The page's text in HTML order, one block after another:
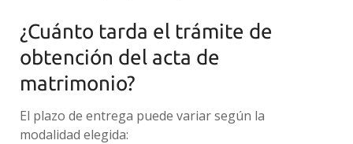
¿Cuánto tarda el trámite de
obtención del acta de
matrimonio?
El plazo de entrega puede variar según la
modalidad elegida: